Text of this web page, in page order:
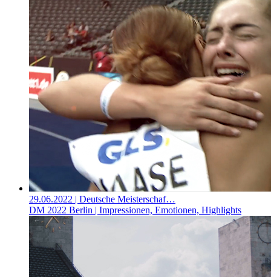
29.06.2022 | Deutsche Meisterschaf…
DM 2022 Berlin | Impressionen, Emotionen, Highlights